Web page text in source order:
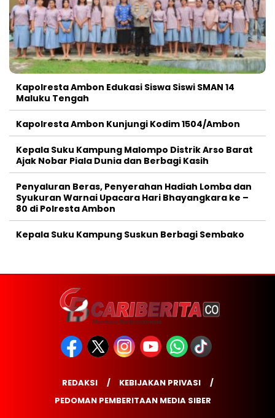
Kapolresta Ambon Edukasi Siswa Siswi SMAN 14
Maluku Tengah
Kapolresta Ambon Kunjungi Kodim 1504/Ambon
Kepala Suku Kampung Malompo Distrik Arso Barat
Ajak Nobar Piala Dunia dan Berbagi Kasih
Penyaluran Beras, Penyerahan Hadiah Lomba dan
Syukuran Warnai Upacara Hari Bhayangkara ke –
80 di Polresta Ambon
Kepala Suku Kampung Suskun Berbagi Sembako
REDAKSI
KEBIJAKAN PRIVASI
PEDOMAN PEMBERITAAN MEDIA SIBER